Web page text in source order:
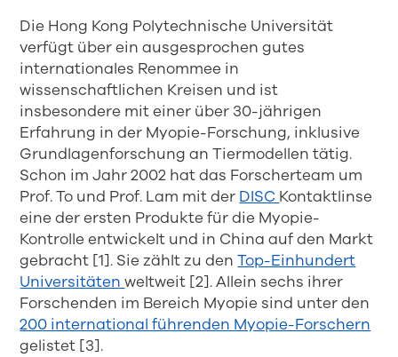
Die Hong Kong Polytechnische Universität
verfügt über ein ausgesprochen gutes
internationales Renommee in
wissenschaftlichen Kreisen und ist
insbesondere mit einer über 30-jährigen
Erfahrung in der Myopie-Forschung, inklusive
Grundlagenforschung an Tiermodellen tätig.
Schon im Jahr 2002 hat das Forscherteam um
Prof. To und Prof. Lam mit der DISC Kontaktlinse
eine der ersten Produkte für die Myopie-
Kontrolle entwickelt und in China auf den Markt
gebracht [1]. Sie zählt zu denTop-Einhundert
Universitätenweltweit [2]. Allein sechs ihrer
Forschenden im Bereich Myopie sind unter den
200 international führenden Myopie-Forschern
gelistet [3].